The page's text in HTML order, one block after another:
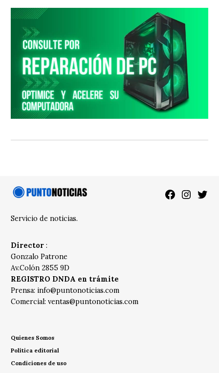
Facebook
Servicio de noticias.
Director :
Gonzalo Patrone
Av.Colón 2855 9D
REGISTRO DNDA en trámite
Prensa: info@puntonoticias.com
Comercial:ventas@puntonoticias.com
Quienes Somos
Política editorial
Condiciones de uso